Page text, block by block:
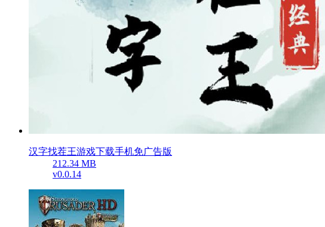
汉字找茬王游戏下载手机免广告版
212.34 MB
v0.0.14